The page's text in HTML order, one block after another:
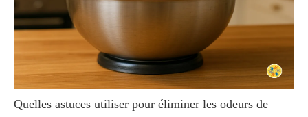
Quelles astuces utiliser pour éliminer les odeurs de